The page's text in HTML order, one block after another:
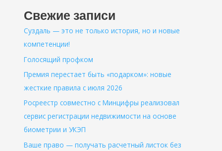
Свежие записи
Суздаль — это не только история, но и новые
компетенции!
Голосящий профком
Премия перестает быть «подарком»: новые
жесткие правила с июля 2026
Росреестр совместно с Минцифры реализовал
сервис регистрации недвижимости на основе
биометрии и УКЭП
Ваше право — получать расчетный листок без